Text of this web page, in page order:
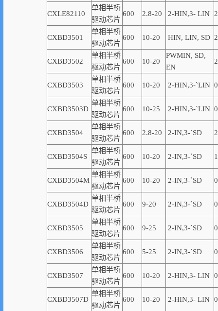
CXLE82110
单相半桥
驱动芯片
600 2.8-20 2-HIN,3- LIN
CXBD3501
单相半桥
驱动芯片
600 10-20 HIN, LIN, SD
CXBD3502
单相半桥
驱动芯片
600 10-20
PWMIN, SD,
EN
CXBD3503
单相半桥
驱动芯片
600 10-20 2-HIN,3-`LIN
CXBD3503D
单相半桥
驱动芯片
600 10-25 2-HIN,3-`LIN
CXBD3504
单相半桥
驱动芯片
600 2.8-20 2-IN,3-`SD
CXBD3504S
单相半桥
驱动芯片
600 10-20 2-IN,3-`SD
CXBD3504M
单相半桥
驱动芯片
600 10-20 2-IN,3-`SD
CXBD3504D
单相半桥
驱动芯片
600 9-20 2-IN,3-`SD
CXBD3505
单相半桥
驱动芯片
600 9-25 2-IN,3-`SD
CXBD3506
单相半桥
驱动芯片
600 5-25 2-IN,3-`SD
CXBD3507
单相半桥
驱动芯片
600 10-20 2-HIN,3- LIN
CXBD3507D
单相半桥
驱动芯片
600 10-20 2-HIN,3- LIN